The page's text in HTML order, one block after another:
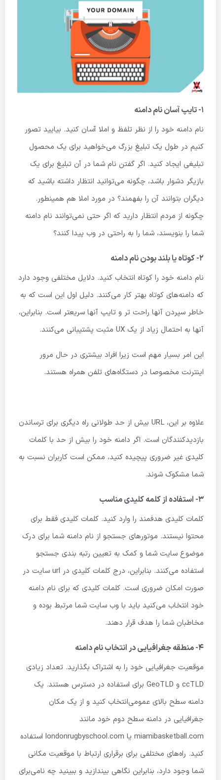
1- تایپ آسان نام دامنه
نام دامنه خود را از نظر تلفظ و املا آسان کنید. بیایید تصور
کنیم در طول یک تبلیغ بزرگ می‌خواهید برای یک محصول
تبلیغی ایجاد کنید. اگر گفتن نام شما در آن تبلیغ برای یک
بازیگر دشوار باشد، چگونه می‌توانید انتظار داشته باشید که
دیگران بتوانند آن را بفهمند؟ در مورد املا هم همینطور.
چگونه از مردم انتظار دارید که اگر حتی نمی‌توانند نام دامنه
شما را بنویسند، شما را به راحتی در وب پیدا کنند؟
۲- کوتاه یا بلند بودن نام دامنه
نام دامنه خود را کوتاه انتخاب کنید. دلایل مختلفی وجود دارد
که دامنه‌های کوتاه بهتر کار می‌کنند. دلیل اول این است که به
خاطر سپردن آنها راحت تر و تایپ آنها سریعتر است. بنابراین،
آنها به احتمال زیاد از یک UX مثبت پشتیبانی می‌کنند.
این امر بسیار مهم است زیرا افراد بیشتری در حال مرور
اینترنت مخصوصا در دستگاه‌های تلفن همراه هستند.
علاوه بر این، URL بیش از حد طولانی راه دیگری برای ترساندن
بازدیدکنندگان است. اگر دامنه خود را بیش از حد با کلمات
کلیدی غیر ضروری پیچیده کنید، ممکن است کاربران نسبت به
شما مشکوک شوند.
۳- استفاده از کلمه کلیدی مناسب
کلمات کلیدی هدفمند را وارد کنید. کلمات کلیدی فقط برای
محتوا نیستند. موتورهای جستجو از نام دامنه شما برای درک
موضوع سایت شما و کمک به تعیین رتبه بندی جستجو
استفاده می‌کنند. بنابراین، درج کلمات کلیدی در url سایت در
صورت امکان ضروری است. کلمات کلیدی که برای نام دامنه
خود انتخاب می‌کنید باید با وب سایت شما مرتبط بوده و
مخاطبان شما را هدف قرار دهند.
۴- منطقه جغرافیایی در انتخاب نام دامنه
موقعیت جغرافیایی خود را به اشتراک بگذارید. تعداد زیادی
ccTLD و GeoTLD برای استفاده در دسترس هستند. یک
دامنه سطح بالای عمومی‌انتخاب کنید و از یک مکان
جغرافیایی در دامنه سطح دوم خود مانند
miamibasketball.com یا londonrugbyschool.com استفاده
کنید. راه‌های مختلفی برای برقراری ارتباط با موقعیت مکانی
شما وجود دارد، بنابراین نگاهی بیندازید و ببینید چه نامی‌برای